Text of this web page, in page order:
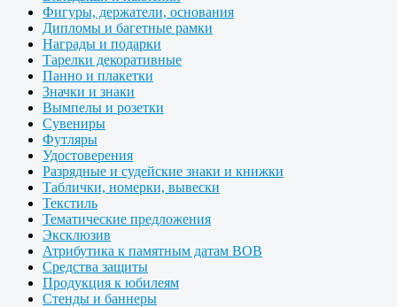
Фигуры, держатели, основания
Дипломы и багетные рамки
Награды и подарки
Тарелки декоративные
Панно и плакетки
Значки и знаки
Вымпелы и розетки
Сувениры
Футляры
Удостоверения
Разрядные и судейские знаки и книжки
Таблички, номерки, вывески
Текстиль
Тематические предложения
Эксклюзив
Атрибутика к памятным датам ВОВ
Средства защиты
Продукция к юбилеям
Стенды и баннеры